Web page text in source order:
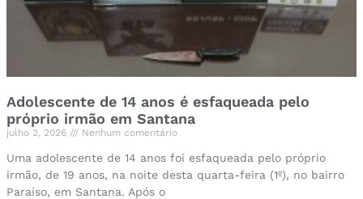
Adolescente de 14 anos é esfaqueada pelo
próprio irmão em Santana
julho 2, 2026 Nenhum comentário
Uma adolescente de 14 anos foi esfaqueada pelo próprio
irmão, de 19 anos, na noite desta quarta-feira (1º), no bairro
Paraíso, em Santana. Após o